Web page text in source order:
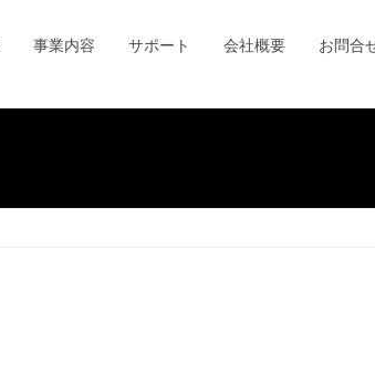
事業内容 サポート 会社概要 お問合